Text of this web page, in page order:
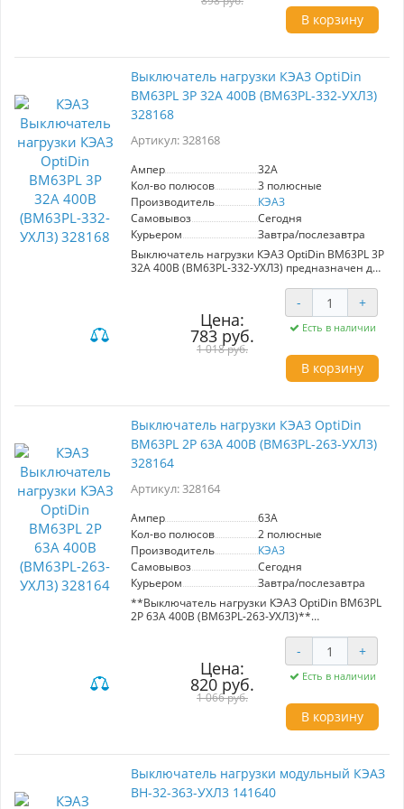
применения в промышленных и бытовых
В корзину
Выключатель нагрузки КЭАЗ OptiDin
ВМ63PL 3P 32А 400В (BM63PL-332-УХЛ3)
328168
Артикул: 328168
Ампер
32A
Кол-во полюсов
3 полюсные
Производитель
КЭАЗ
Самовывоз
Сегодня
Курьером
Завтра/послезавтра
Выключатель нагрузки КЭАЗ OptiDin ВМ63PL 3P
32А 400В (BM63PL-332-УХЛ3) предназначен для
нормальных условиях эксплуатации и в
аварийных ситуациях, таких как короткое
замыкание. Обеспечивает функции
включения, отключения и разъединения.
Идеален для промышленных и коммерческих
объектов. Номинальный ток: 32А.
Цена:
783 руб.
1 018 руб.
- +
Есть в наличии
В корзину
Выключатель нагрузки КЭАЗ OptiDin
ВМ63PL 2P 63А 400В (BM63PL-263-УХЛ3)
328164
Артикул: 328164
Ампер
63A
Кол-во полюсов
2 полюсные
Производитель
КЭАЗ
Самовывоз
Сегодня
Курьером
Завтра/послезавтра
**Выключатель нагрузки КЭАЗ OptiDin ВМ63PL
2P 63А 400В (BM63PL-263-УХЛ3)**
Выключатель нагрузки КЭАЗ OptiDin ВМ63PL –
это надежное решение для управления
электрическими цепями в условиях
нормальной эксплуатации и аварийных
ситуаций. С номинальным током 63А и
возможностью работы при 400В, он идеально
подходит для промышленных и коммерческих
- **Безопасность:** Эффективно защищает от
короткого замыкания и перегрузок.
Цена:
820 руб.
1 066 руб.
- +
Есть в наличии
В корзину
Выключатель нагрузки модульный КЭАЗ
ВН-32-363-УХЛ3 141640